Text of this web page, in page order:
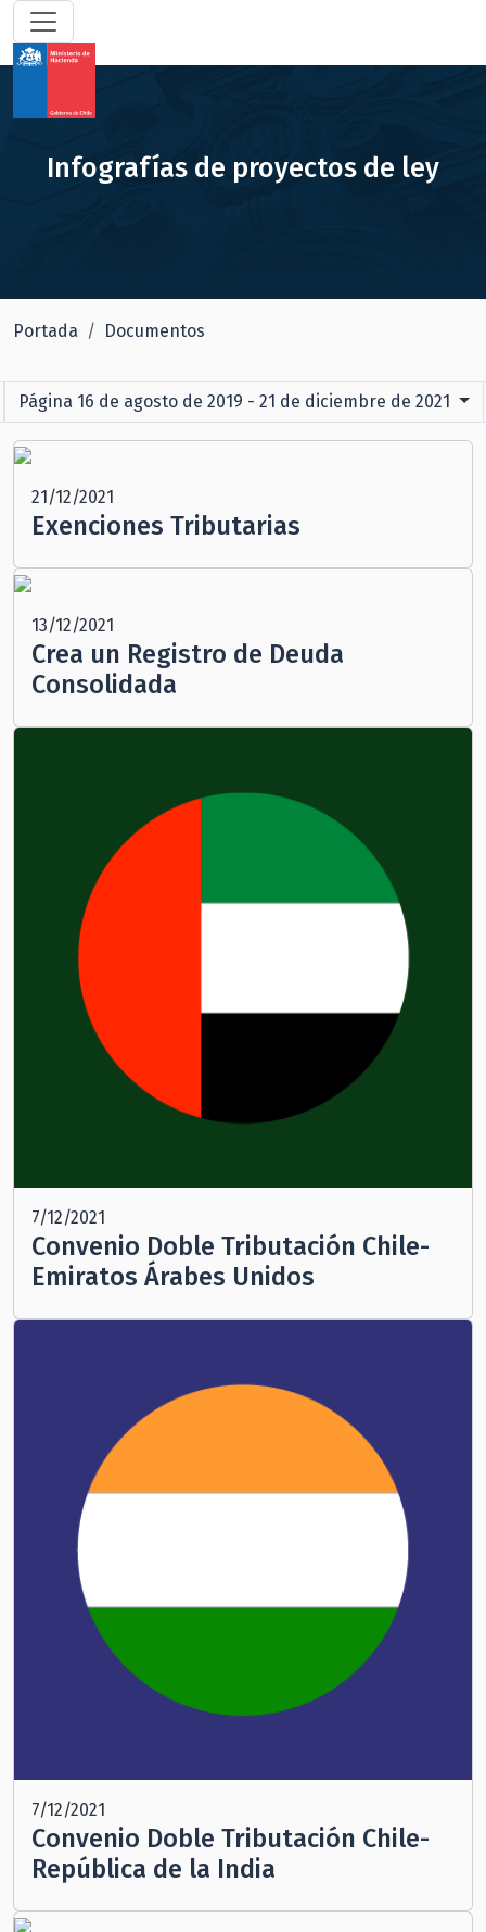
Infografías de proyectos de ley
Portada Documentos
Página 16 de agosto de 2019 - 21 de diciembre de 2021
21/12/2021
Exenciones Tributarias
13/12/2021
Crea un Registro de Deuda
Consolidada
7/12/2021
Convenio Doble Tributación Chile-
Emiratos Árabes Unidos
7/12/2021
Convenio Doble Tributación Chile-
República de la India